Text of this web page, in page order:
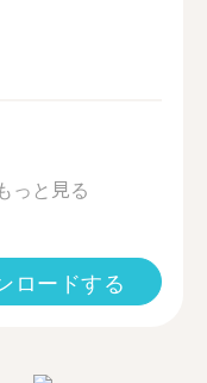
っと見る
ロードする